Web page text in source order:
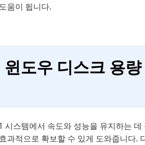
움이 됩니다.
도우 디스크 용
스템에서 속도와 성능을 유지하는
과적으로 확보할 수 있게 도와줍니다.